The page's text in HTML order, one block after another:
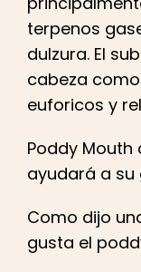
terpenos
dulzura. El
cabeza
euforicos y
Poddy Mouth
ayudará a
Como dijo
gusta el